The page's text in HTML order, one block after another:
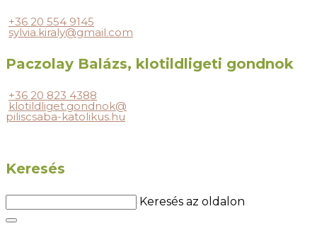
+36 20 554 9145
sylvia.kiraly@gmail.com
Paczolay Balázs, klotildligeti gondnok
+36 20 823 4388
klotildliget.gondnok@
piliscsaba-katolikus.hu
Keresés
Keresés az oldalon